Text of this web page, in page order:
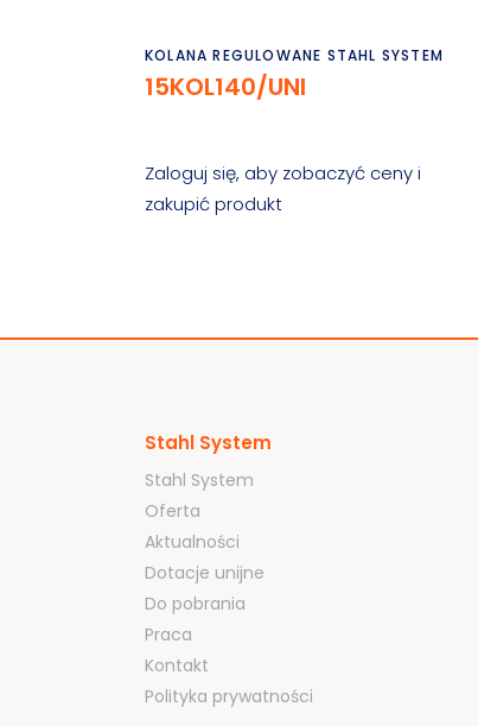
Czytaj dalej
KOLANA REGULOWANE STAHL SYSTEM
15KOL140/UNI
Zaloguj się, aby zobaczyć ceny i
zakupić produkt
Stahl System
Stahl System
Oferta
Aktualności
Dotacje unijne
Do pobrania
Praca
Kontakt
Polityka prywatności